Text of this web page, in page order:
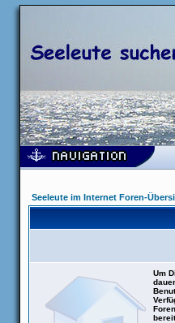
Seeleute im Internet Foren-
Um